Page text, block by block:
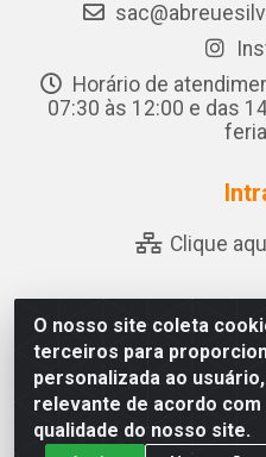
O nosso site coleta
terceiros para
personalizada ao
relevante de acordo
qualidade do nosso site.
Horário de
07:30 às 12:00 e das
Clique
Abreu & Silva - Rua Padre
Olho D'Água das Flores/